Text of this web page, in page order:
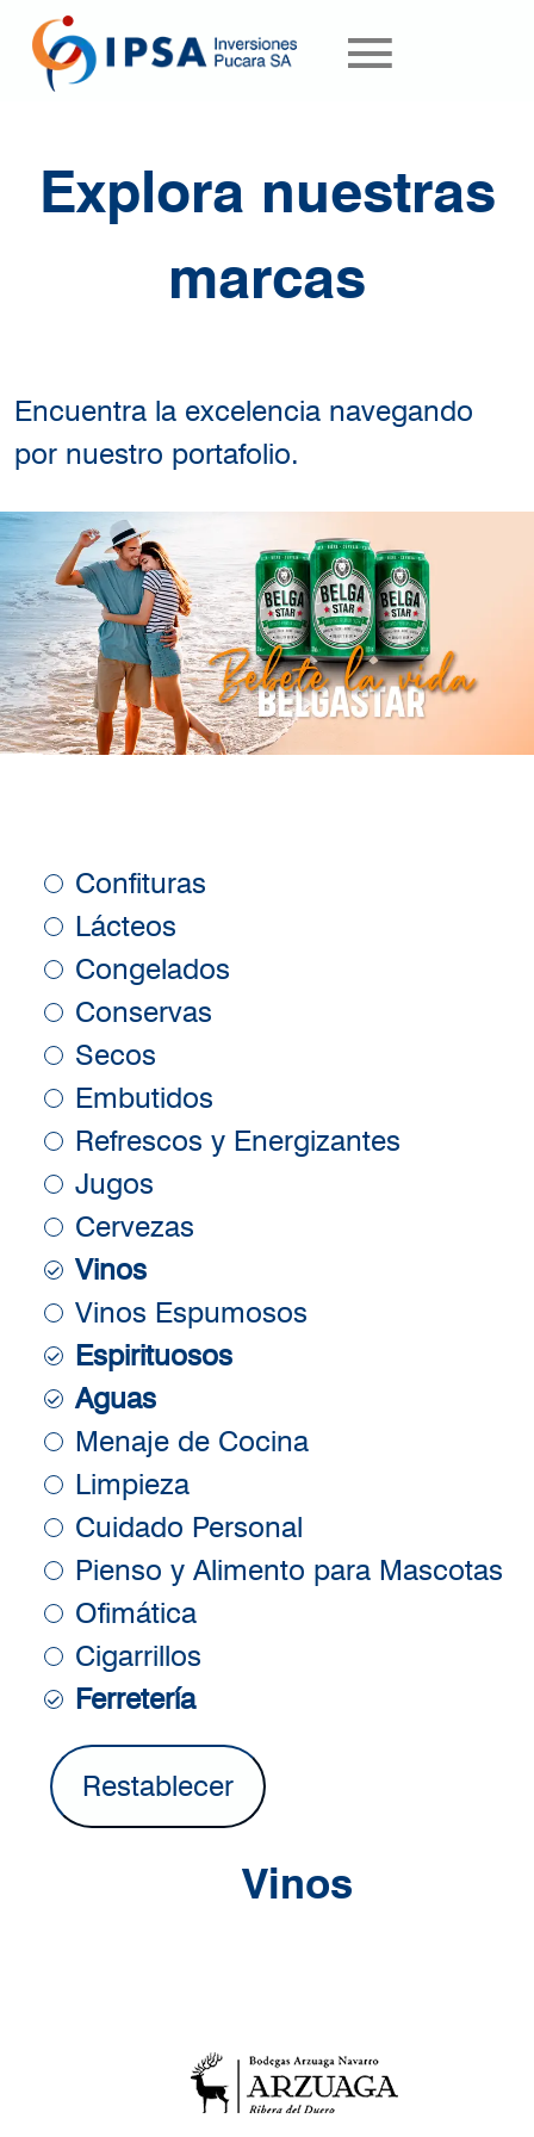
Pasar al contenido principal
Explora nuestras
marcas
Encuentra la excelencia navegando
por nuestro portafolio.
Confituras
Lácteos
Congelados
Conservas
Secos
Embutidos
Refrescos y Energizantes
Jugos
Cervezas
Vinos
Vinos Espumosos
Espirituosos
Aguas
Menaje de Cocina
Limpieza
Cuidado Personal
Pienso y Alimento para Mascotas
Ofimática
Cigarrillos
Ferretería
Vinos